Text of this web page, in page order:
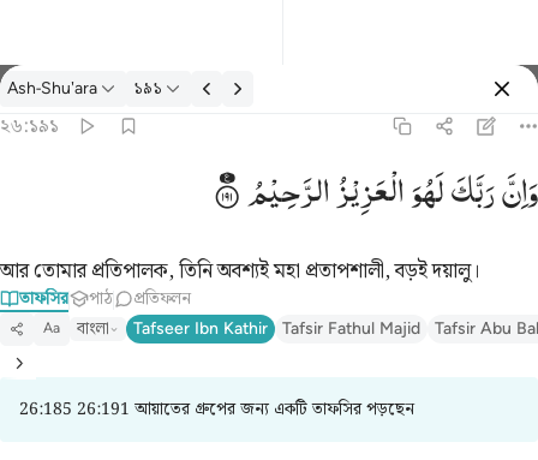
তাফসির: Ash-Shu'ara ২৬:১৯১
Ash-Shu'ara ১৯১
২৬:১৯১
وان ربك لهو العزيز الرحيم ١٩١
وَإِنَّ رَبَّكَ لَهُوَ ٱلْعَزِيزُ ٱلرَّحِيمُ ١٩١
وَاِنَّرَبَّكَلَهُوَالْعَزِیْزُالرَّحِیْمُ
আর তোমার প্রতিপালক, তিনি অবশ্যই মহা প্রতাপশালী, বড়ই দয়ালু।
তাফসির পাঠ প্রতিফলন
Aa বাংলা Tafseer Ibn Kathir Tafsir Fathul Majid Tafsir Abu
26:185 26:191 আয়াতের গ্রুপের জন্য একটি তাফসির পড়ছেন